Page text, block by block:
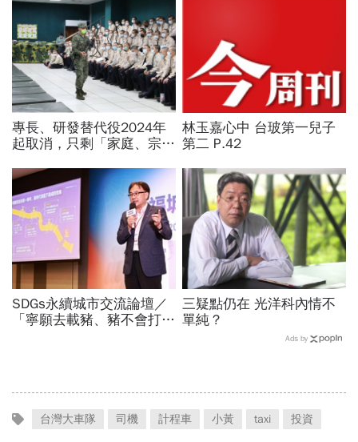
專長、研發替代役2024年
起取消，只剩「家庭、宗
格、役期薪資一次看
林玉嘉心中 台玻第一兒子
第二 P.42
SDGs永續城市交流論壇／
「寧願去載豬、豬不會打
三疑點仍在 光洋科內情不
單純？
Ads by
台灣大車隊 司機 計程車 小黃 taxi 投資